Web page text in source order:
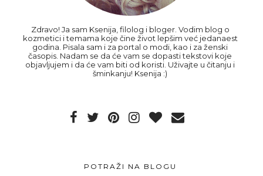
Zdravo! Ja sam Ksenija, filolog i bloger. Vodim blog o
kozmetici i temama koje čine život lepšim već jedanaest
godina. Pisala sam i za portal o modi, kao i za ženski
časopis. Nadam se da će vam se dopasti tekstovi koje
objavljujem i da će vam biti od koristi. Uživajte u čitanju i
šminkanju! Ksenija :)
POTRAŽI NA BLOGU